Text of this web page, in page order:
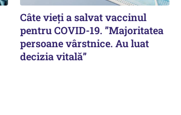
Câte vieți a salvat vaccinul
pentru COVID-19. ”Majoritatea
persoane vârstnice. Au luat
decizia vitală”